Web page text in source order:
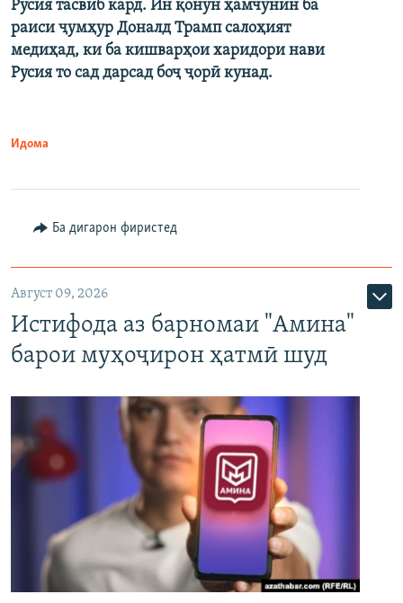
Русия тасвиб кард. Ин қонун ҳамчунин ба
раиси ҷумҳур Доналд Трамп салоҳият
медиҳад, ки ба кишварҳои харидори нави
Русия то сад дарсад боҷ ҷорӣ кунад.
Идома
Ба дигарон фиристед
Август 09, 2026
Истифода аз барномаи "Амина"
барои муҳоҷирон ҳатмӣ шуд